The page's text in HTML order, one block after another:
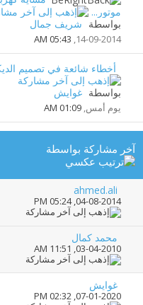
موتور...
بواسطة شريف جمال
14-09-2014,
05:43 AM
أخطاء شائعة في تصميم
بواسطة غوايش
يوم أمس, 01:09 AM
آخر مشاركة بواسطة
ahmed.ali
04-08-2014,
05:24 PM
محمد كمال
03-04-2010,
11:51 AM
غوايش
07-01-2020,
02:32 PM